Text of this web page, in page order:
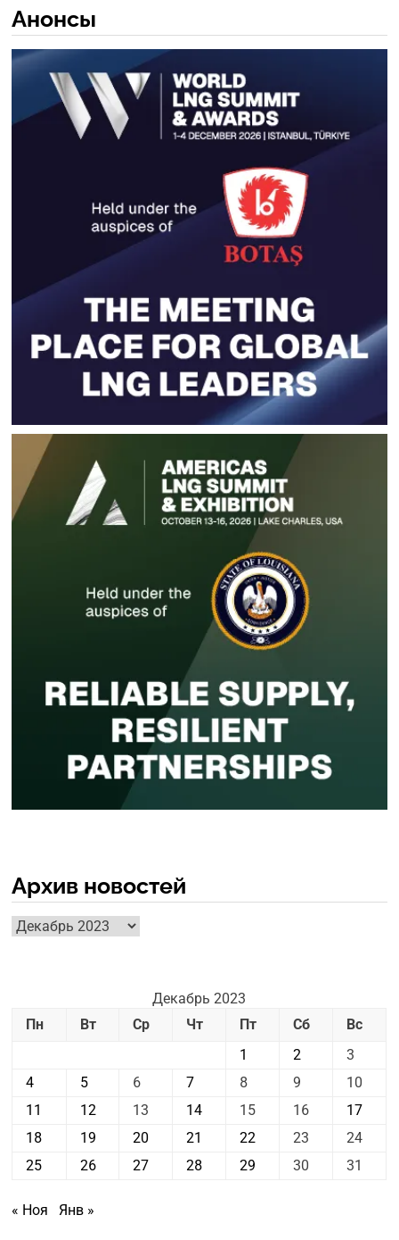
Анонсы
Архив новостей
Архив
новостей
Декабрь 2023
Пн
Вт Ср Чт Пт Сб
Вс
1
2
3
4
5 6 7 8 9
10
11
12 13 14 15 16
17
18
19 20 21 22 23
24
25
26 27 28 29 30 31
« Ноя Янв »